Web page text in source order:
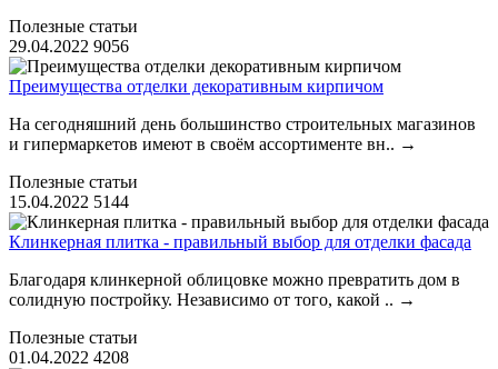
Полезные статьи
29.04.2022 9056
Преимущества отделки декоративным кирпичом
На сегодняшний день большинство строительных магазинов
и гипермаркетов имеют в своём ассортименте вн.. →
Полезные статьи
15.04.2022 5144
Клинкерная плитка - правильный выбор для отделки фасада
Благодаря клинкерной облицовке можно превратить дом в
солидную постройку. Независимо от того, какой .. →
Полезные статьи
01.04.2022 4208